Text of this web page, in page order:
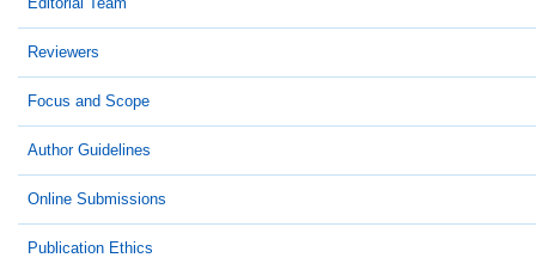
Reviewers
Focus and Scope
Author Guidelines
Online Submissions
Publication Ethics